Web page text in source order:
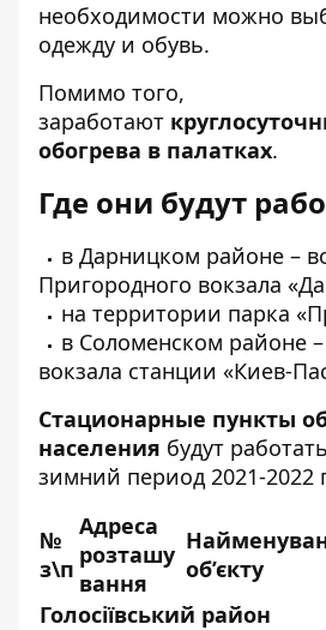
необходимости можно
одежду и обувь.
Помимо того,
заработают
обогрева в палатках.
Где они будут
в Дарницком районе –
Пригородного вокзала
на территории парка
в Соломенском районе
вокзала станции «Киев-
Стационарные пункты
населения будут
зимний период 2021-2022
№
з\п
Адреса
розташу
вання
об’єкту
Голосіївський район